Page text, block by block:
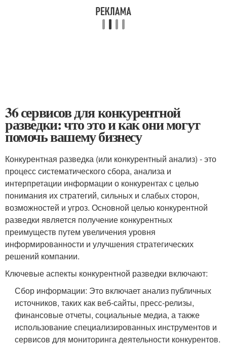
36 сервисов для конкурентной
разведки: что это и как они могут
помочь вашему бизнесу
Конкурентная разведка (или конкурентный анализ) - это
процесс систематического сбора, анализа и
интерпретации информации о конкурентах с целью
понимания их стратегий, сильных и слабых сторон,
возможностей и угроз. Основной целью конкурентной
разведки является получение конкурентных
преимуществ путем увеличения уровня
информированности и улучшения стратегических
решений компании.
Ключевые аспекты конкурентной разведки включают:
Сбор информации: Это включает анализ публичных
источников, таких как веб-сайты, пресс-релизы,
финансовые отчеты, социальные медиа, а также
использование специализированных инструментов и
сервисов для мониторинга деятельности конкурентов.